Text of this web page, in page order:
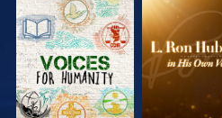
UTFORSKA
SERIEN